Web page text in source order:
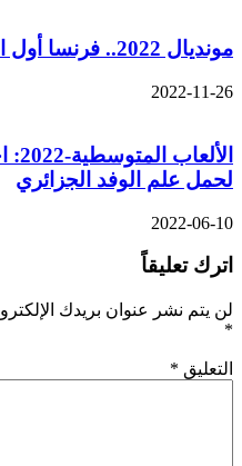
مونديال 2022.. فرنسا أول المتأهلين إلى الدور الثاني
2022-11-26
لحمل علم الوفد الجزائري
2022-06-10
اترك تعليقاً
لن يتم نشر عنوان بريدك
*
التعليق *